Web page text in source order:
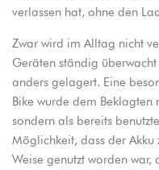
verlassen hat, ohne den
Zwar wird im Alltag nicht
Geräten ständig
anders gelagert. Eine
Bike wurde dem
sondern als bereits
Möglichkeit, dass der
Weise genutzt worden war,